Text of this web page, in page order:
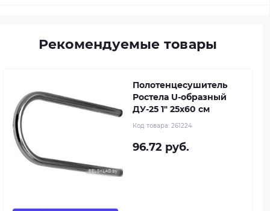
Рекомендуемые товары
Полотенцесушитель
Ростела U-образный
ДУ-25 1" 25x60 см
Код товара: 261224
96.72 руб.